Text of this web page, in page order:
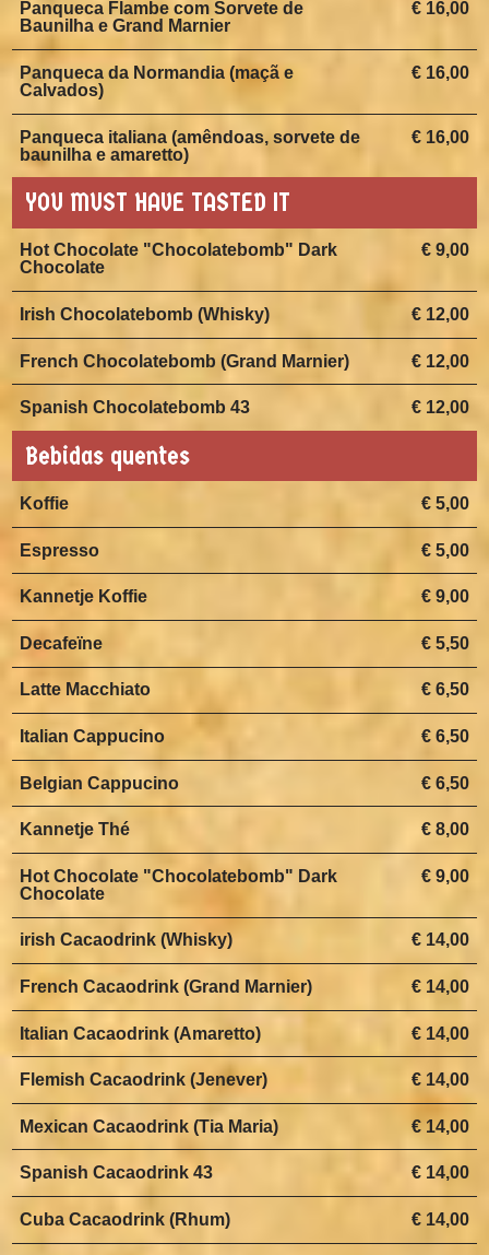
€ 16,00
Panqueca Flambe com Sorvete de
Baunilha e Grand Marnier
€ 16,00
Panqueca da Normandia (maçã e
Calvados)
€ 16,00
Panqueca italiana (amêndoas, sorvete de
baunilha e amaretto)
YOU MUST HAVE TASTED IT
€ 9,00
Hot Chocolate "Chocolatebomb" Dark
Chocolate
€ 12,00
Irish Chocolatebomb (Whisky)
€ 12,00
French Chocolatebomb (Grand Marnier)
€ 12,00
Spanish Chocolatebomb 43
Bebidas quentes
€ 5,00
Koffie
€ 5,00
Espresso
€ 9,00
Kannetje Koffie
€ 5,50
Decafeïne
€ 6,50
Latte Macchiato
€ 6,50
Italian Cappucino
€ 6,50
Belgian Cappucino
€ 8,00
Kannetje Thé
€ 9,00
Hot Chocolate "Chocolatebomb" Dark
Chocolate
€ 14,00
irish Cacaodrink (Whisky)
€ 14,00
French Cacaodrink (Grand Marnier)
€ 14,00
Italian Cacaodrink (Amaretto)
€ 14,00
Flemish Cacaodrink (Jenever)
€ 14,00
Mexican Cacaodrink (Tia Maria)
€ 14,00
Spanish Cacaodrink 43
€ 14,00
Cuba Cacaodrink (Rhum)